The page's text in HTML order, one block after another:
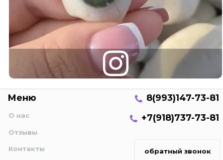
Меню
О нас
Отзывы
Контакты
8(993)147-73-81
+7(918)737-73-81
обратный звонок